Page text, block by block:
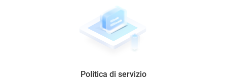
Politica di servizio